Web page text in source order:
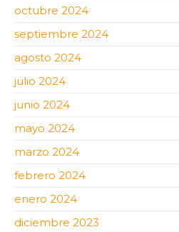
octubre 2024
septiembre 2024
agosto 2024
julio 2024
junio 2024
mayo 2024
marzo 2024
febrero 2024
enero 2024
diciembre 2023